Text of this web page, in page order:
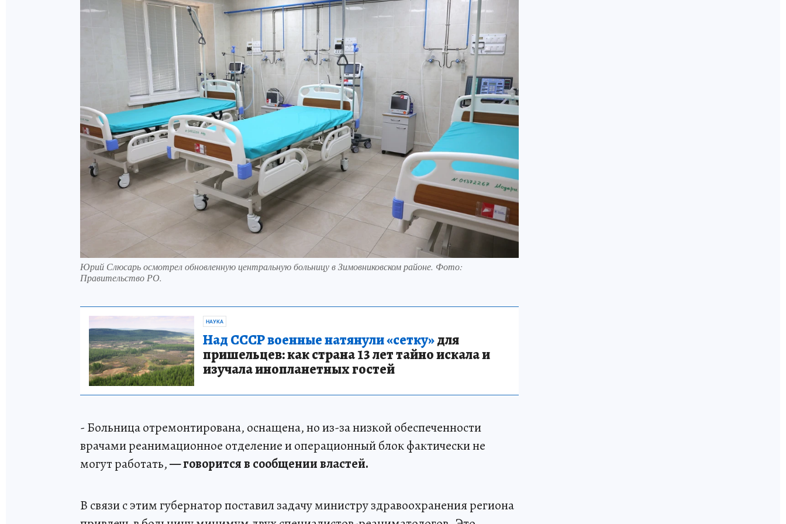
Юрий Слюсарь осмотрел обновленную центральную больницу в Зимовниковском районе. Фото:
Правительство РО.
НАУКА
Над СССР военные натянули «сетку»для
пришельцев: как страна 13 лет тайно искала и
изучала инопланетных гостей
- Больница отремонтирована, оснащена, но из-за низкой обеспеченности
врачами реанимационное отделение и операционный блок фактически не
могут работать,— говорится в сообщении властей.
В связи с этим губернатор поставил задачу министру здравоохранения региона